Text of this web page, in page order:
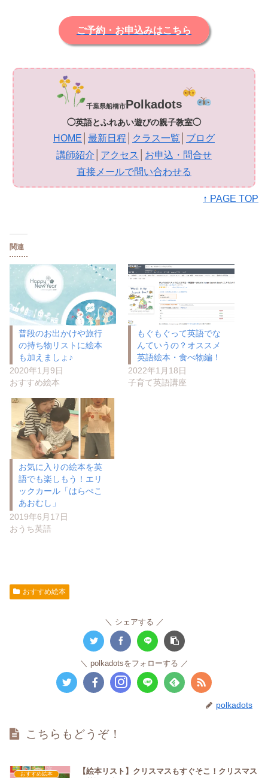
ご予約・お申込みはこちら
千葉県船橋市Polkadots
◯英語とふれあい遊びの親子教室◯
HOME 最新日程 クラス一覧
ブログ
講師紹介
アクセス
お申込・問合せ
直接メールで問い合わせる
↑ PAGE TOP
関連
普段のお出かけや旅行
の持ち物リストに絵本
も加えましょ♪
2020年1月9日
おすすめ絵本
もぐもぐって英語でな
んていうの？オススメ
英語絵本・食べ物編！
2022年1月18日
子育て英語講座
お気に入りの絵本を英
語でも楽しもう！エリ
ックカール「はらぺこ
あおむし」
2019年6月17日
おうち英語
おすすめ絵本
シェアする
polkadotsをフォローする
polkadots
こちらもどうぞ！
おすすめ絵本
【絵本リスト】クリスマスもすぐそこ！クリスマス